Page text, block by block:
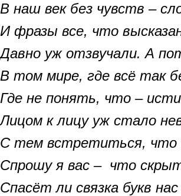
В наш век без чувств –
И фразы все, что
Давно уж отзвучали. А
В том мире, где всё так
Где не понять, что –
Лицом к лицу уж стало
С тем встретиться, что
Спрошу я вас – что
Спасёт ли связка букв